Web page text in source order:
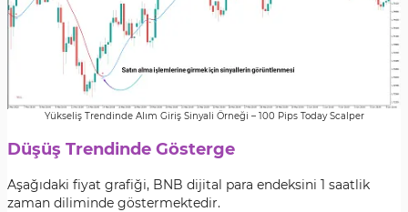
Yükseliş Trendinde Alım Giriş Sinyali Örneği – 100 Pips Today Scalper
Düşüş Trendinde Gösterge
Aşağıdaki fiyat grafiği, BNB dijital para endeksini 1 saatlik
zaman diliminde göstermektedir.